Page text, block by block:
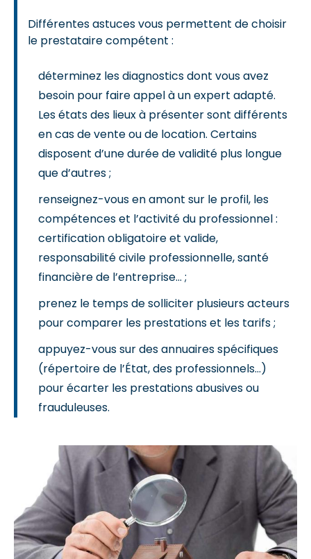
Différentes astuces vous permettent de choisir
le prestataire compétent :
déterminez les diagnostics dont vous avez
besoin pour faire appel à un expert adapté.
Les états des lieux à présenter sont différents
en cas de vente ou de location. Certains
disposent d’une durée de validité plus longue
que d’autres ;
renseignez-vous en amont sur le profil, les
compétences et l’activité du professionnel :
certification obligatoire et valide,
responsabilité civile professionnelle, santé
financière de l’entreprise… ;
prenez le temps de solliciter plusieurs acteurs
pour comparer les prestations et les tarifs ;
appuyez-vous sur des annuaires spécifiques
(répertoire de l’État, des professionnels…)
pour écarter les prestations abusives ou
frauduleuses.